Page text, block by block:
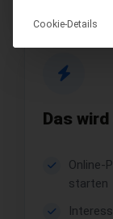
Das
Online-
starten
Cookie-Details